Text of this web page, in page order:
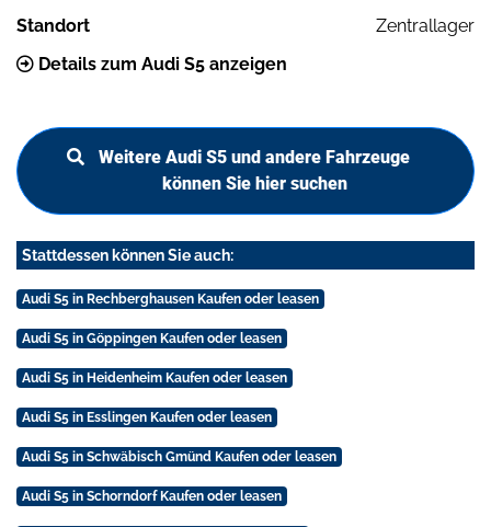
Standort
Zentrallager
Details zum Audi S5 anzeigen
Weitere Audi S5 und andere Fahrzeuge
können Sie hier suchen
Stattdessen können Sie auch:
Audi S5 in Rechberghausen Kaufen oder leasen
Audi S5 in Göppingen Kaufen oder leasen
Audi S5 in Heidenheim Kaufen oder leasen
Audi S5 in Esslingen Kaufen oder leasen
Audi S5 in Schwäbisch Gmünd Kaufen oder leasen
Audi S5 in Schorndorf Kaufen oder leasen